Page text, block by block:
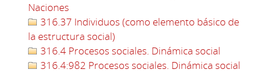
Naciones
316.37 Individuos (como elemento básico de
la estructura social)
316.4 Procesos sociales. Dinámica social
316.4:982 Procesos sociales. Dinámica social